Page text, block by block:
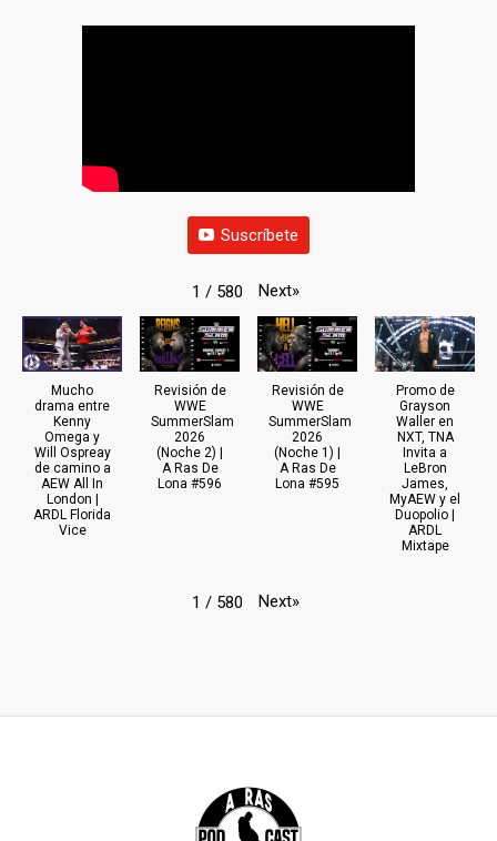
Suscríbete
1 / 580 Next»
Mucho
drama entre
Kenny
Omega y
Will Ospreay
de camino a
AEW All In
London |
ARDL Florida
Vice
Revisión de
WWE
SummerSlam
2026
(Noche 2) |
A Ras De
Lona #596
Revisión de
WWE
SummerSlam
2026
(Noche 1) |
A Ras De
Lona #595
Promo de
Grayson
Waller en
NXT, TNA
Invita a
LeBron
James,
MyAEW y el
Duopolio |
ARDL
Mixtape
1 / 580 Next»